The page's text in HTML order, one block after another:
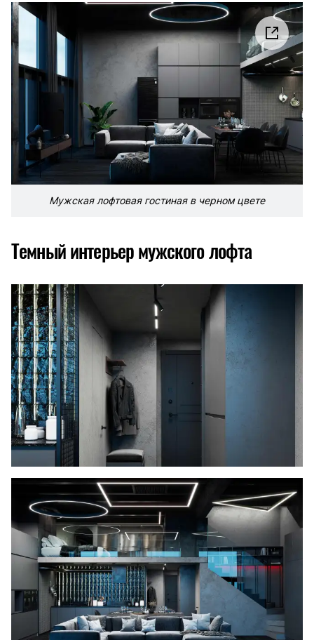
Мужская лофтовая гостиная в черном цвете
Темный интерьер мужского лофта